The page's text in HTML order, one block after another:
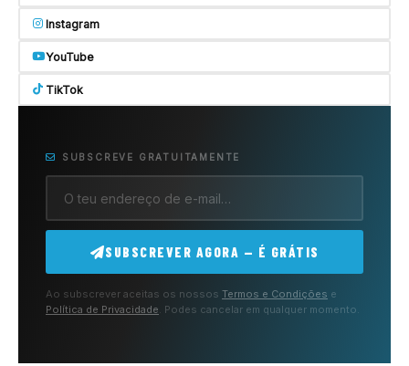
Instagram
YouTube
TikTok
SUBSCREVE GRATUITAMENTE
SUBSCREVER AGORA — É GRÁTIS
Ao subscrever aceitas os nossos Termos e Condições e
Política de Privacidade. Podes cancelar em qualquer momento.